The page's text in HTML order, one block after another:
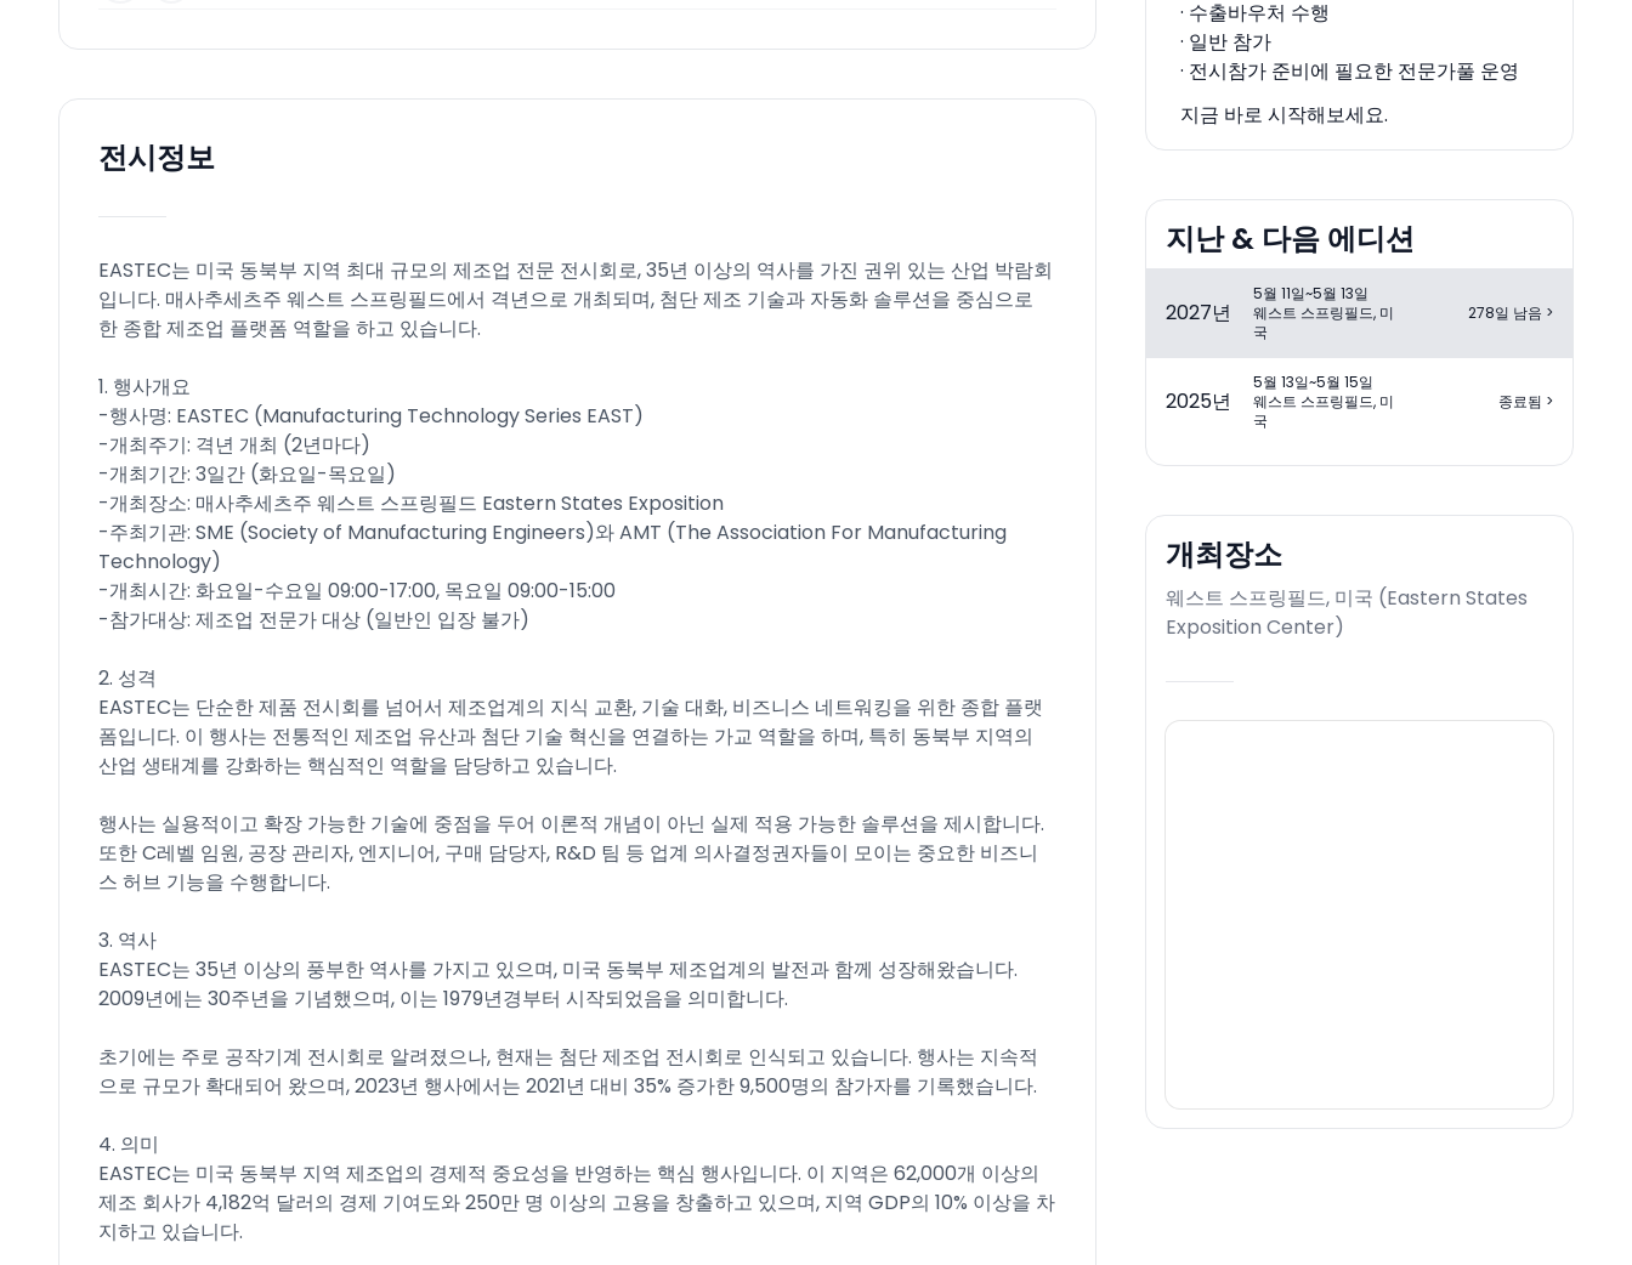
전시정보
EASTEC는 미국 동북부 지역 최대 규모의 제조업 전문 전시회로, 35년 이상의 역사를 가진 권위 있는 산업 박람회
입니다. 매사추세츠주 웨스트 스프링필드에서 격년으로 개최되며, 첨단 제조 기술과 자동화 솔루션을 중심으로
한 종합 제조업 플랫폼 역할을 하고 있습니다.
1. 행사개요
-행사명: EASTEC (Manufacturing Technology Series EAST)
-개최주기: 격년 개최 (2년마다)
-개최기간: 3일간 (화요일-목요일)
-개최장소: 매사추세츠주 웨스트 스프링필드 Eastern States Exposition
-주최기관: SME (Society of Manufacturing Engineers)와 AMT (The Association For Manufacturing
Technology)
-개최시간: 화요일-수요일 09:00-17:00, 목요일 09:00-15:00
-참가대상: 제조업 전문가 대상 (일반인 입장 불가)
2. 성격
EASTEC는 단순한 제품 전시회를 넘어서 제조업계의 지식 교환, 기술 대화, 비즈니스 네트워킹을 위한 종합 플랫
폼입니다. 이 행사는 전통적인 제조업 유산과 첨단 기술 혁신을 연결하는 가교 역할을 하며, 특히 동북부 지역의
산업 생태계를 강화하는 핵심적인 역할을 담당하고 있습니다.
행사는 실용적이고 확장 가능한 기술에 중점을 두어 이론적 개념이 아닌 실제 적용 가능한 솔루션을 제시합니다.
또한 C레벨 임원, 공장 관리자, 엔지니어, 구매 담당자, R&D 팀 등 업계 의사결정권자들이 모이는 중요한 비즈니
스 허브 기능을 수행합니다.
3. 역사
EASTEC는 35년 이상의 풍부한 역사를 가지고 있으며, 미국 동북부 제조업계의 발전과 함께 성장해왔습니다.
2009년에는 30주년을 기념했으며, 이는 1979년경부터 시작되었음을 의미합니다.
초기에는 주로 공작기계 전시회로 알려졌으나, 현재는 첨단 제조업 전시회로 인식되고 있습니다. 행사는 지속적
으로 규모가 확대되어 왔으며, 2023년 행사에서는 2021년 대비 35% 증가한 9,500명의 참가자를 기록했습니다.
4. 의미
EASTEC는 미국 동북부 지역 제조업의 경제적 중요성을 반영하는 핵심 행사입니다. 이 지역은 62,000개 이상의
제조 회사가 4,182억 달러의 경제 기여도와 250만 명 이상의 고용을 창출하고 있으며, 지역 GDP의 10% 이상을 차
지하고 있습니다.
· 수출바우처 수행
· 일반 참가
· 전시참가 준비에 필요한 전문가풀 운영
지금 바로 시작해보세요.
지난 & 다음 에디션
2027년
5월 11일~5월 13일
웨스트 스프링필드, 미
국
278일 남음 >
2025년
5월 13일~5월 15일
웨스트 스프링필드, 미
국
종료됨 >
개최장소
웨스트 스프링필드, 미국 (Eastern States
Exposition Center)